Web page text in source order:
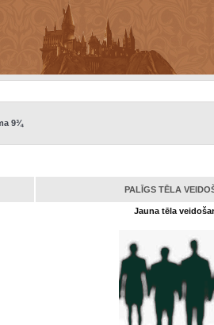
9¾
PALĪGS TĒLA
Jauna tēla